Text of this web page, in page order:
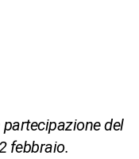
partecipazione del
febbraio.